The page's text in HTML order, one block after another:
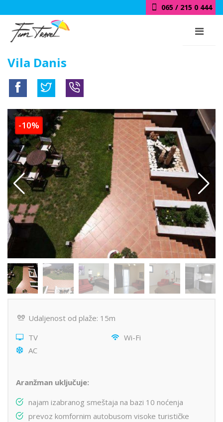
065 / 215 0 444
Vila Danis
-10%
Udaljenost od plaže: 15m
TV
Wi-Fi
AC
Aranžman uključuje:
najam izabranog smeštaja na bazi 10 noćenja
prevoz komfornim autobusom visoke turističke